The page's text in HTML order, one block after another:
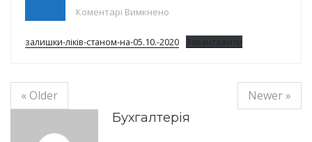
Коментарі Вимкнено
залишки-ліків-станом-на-05.10.-2020 Завантажити
« Older
Newer »
Бухгалтерія